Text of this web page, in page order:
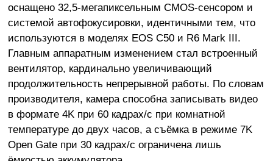
оснащено 32,5-мегапиксельным CMOS-сенсором и
системой автофокусировки, идентичными тем, что
используются в моделях EOS C50 и R6 Mark III.
Главным аппаратным изменением стал встроенный
вентилятор, кардинально увеличивающий
продолжительность непрерывной работы. По словам
производителя, камера способна записывать видео
в формате 4K при 60 кадрах/с при комнатной
температуре до двух часов, а съёмка в режиме 7K
Open Gate при 30 кадрах/с ограничена лишь